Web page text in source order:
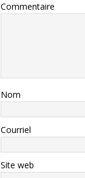
Commentaire
Nom
Courriel
Site web